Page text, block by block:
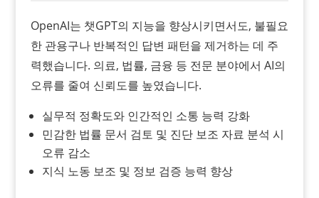
OpenAI는 챗GPT의 지능을 향상시키면서도, 불필요
한 관용구나 반복적인 답변 패턴을 제거하는 데 주
력했습니다. 의료, 법률, 금융 등 전문 분야에서 AI의
오류를 줄여 신뢰도를 높였습니다.
실무적 정확도와 인간적인 소통 능력 강화
민감한 법률 문서 검토 및 진단 보조 자료 분석 시
오류 감소
지식 노동 보조 및 정보 검증 능력 향상